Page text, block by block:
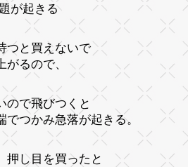
が起きる
つと買えないで
がるので、
ので飛びつくと
でつかみ急落が起きる。
押し目を買ったと